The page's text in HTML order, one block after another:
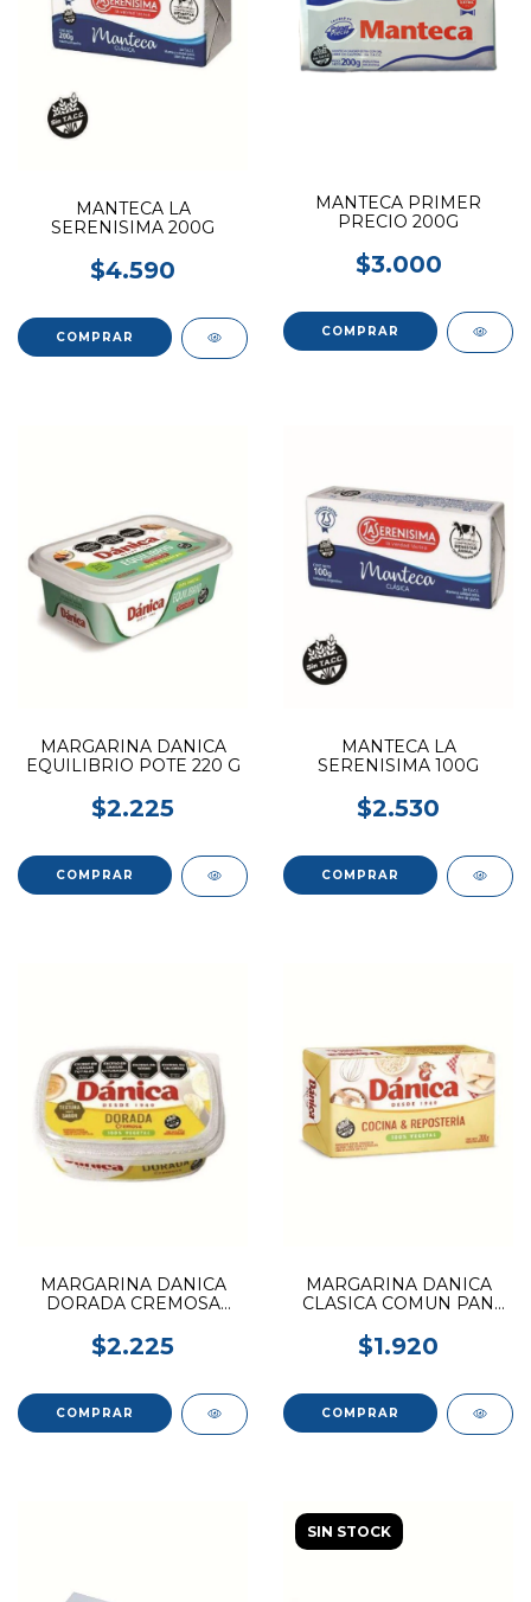
MANTECA LA
SERENISIMA 200G
$4.590
MANTECA PRIMER
PRECIO 200G
$3.000
MARGARINA DANICA
EQUILIBRIO POTE 220 G
$2.225
MANTECA LA
SERENISIMA 100G
$2.530
MARGARINA DANICA
DORADA CREMOSA
$2.225
MARGARINA DANICA
CLASICA COMUN PAN
$1.920
SIN STOCK